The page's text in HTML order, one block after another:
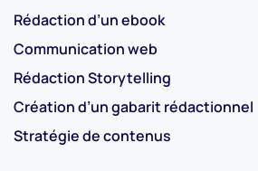
Rédaction d’un ebook
Communication web
Rédaction Storytelling
Création d’un gabarit rédactionnel
Stratégie de contenus